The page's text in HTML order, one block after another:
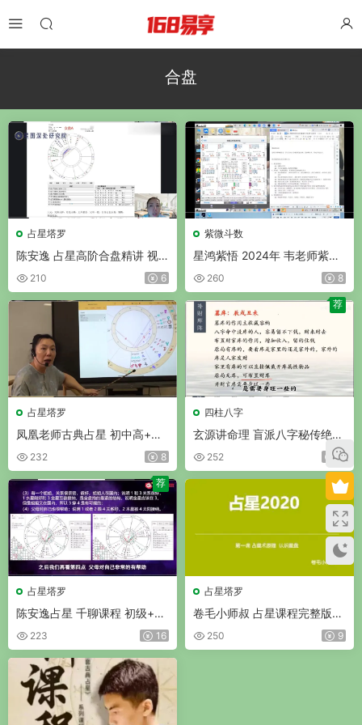
合盘
占星塔罗
陈安逸 占星高阶合盘精讲 视
频6集
210 6
紫微斗数
星鸿紫悟 2024年 韦老师紫微
260 8
占星塔罗
凤凰老师古典占星 初中高+合
盘全套课程 视频28集
232 8
四柱八字
玄源讲命理 盲派八字秘传绝学
视频62集
252 9
荐
占星塔罗
陈安逸占星 千聊课程 初级+中
级+高阶 视频93集+若干资料
223 16
荐
占星塔罗
卷毛小师叔 占星课程完整版
视频42集+部分课件
250 9
荐